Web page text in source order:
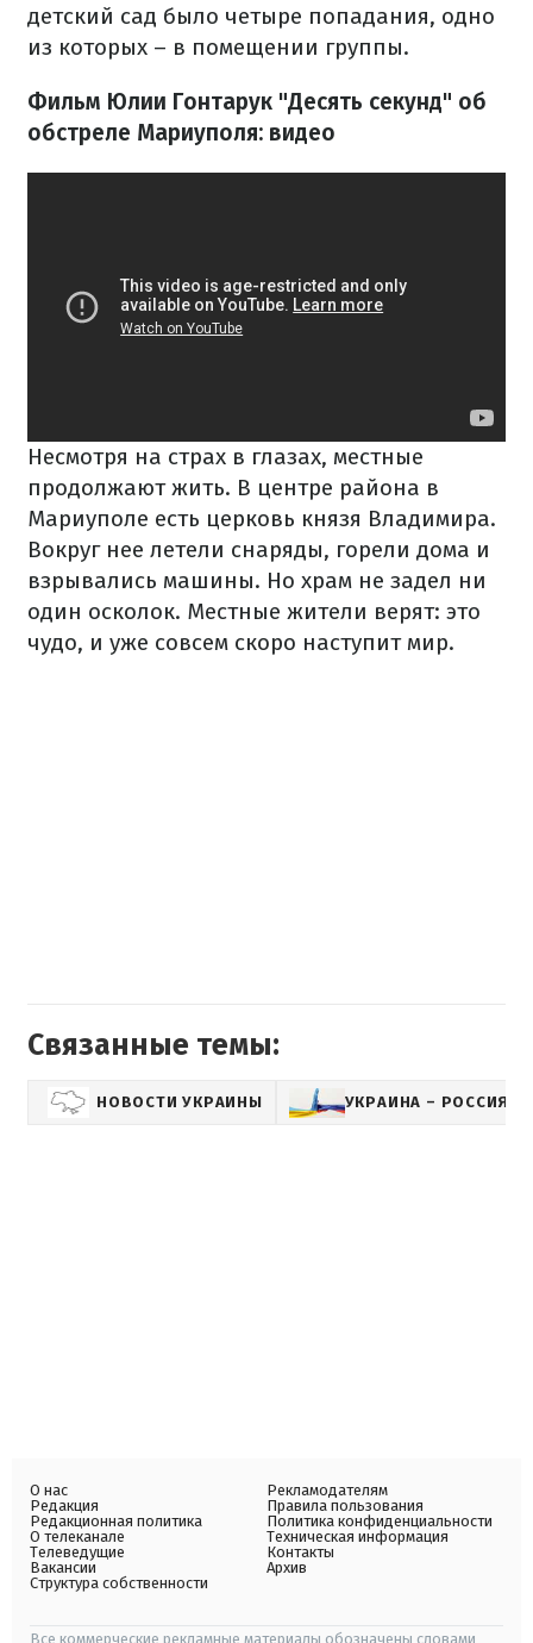
детский сад было четыре попадания, одно
из которых – в помещении группы.
Фильм Юлии Гонтарук "Десять секунд" об
обстреле Мариуполя: видео
Несмотря на страх в глазах, местные
продолжают жить. В центре района в
Мариуполе есть церковь князя Владимира.
Вокруг нее летели снаряды, горели дома и
взрывались машины. Но храм не задел ни
один осколок. Местные жители верят: это
чудо, и уже совсем скоро наступит мир.
Связанные темы:
НОВОСТИ УКРАИНЫ УКРАИНА – РОССИЯ
О нас
Редакция
Редакционная политика
О телеканале
Телеведущие
Вакансии
Структура собственности
Рекламодателям
Правила пользования
Политика конфиденциальности
Техническая информация
Контакты
Архив
Все коммерческие рекламные материалы обозначены словами